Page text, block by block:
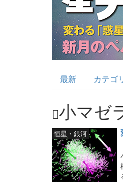
Topics
最新 カテゴ
小マゼ
恒星・銀河